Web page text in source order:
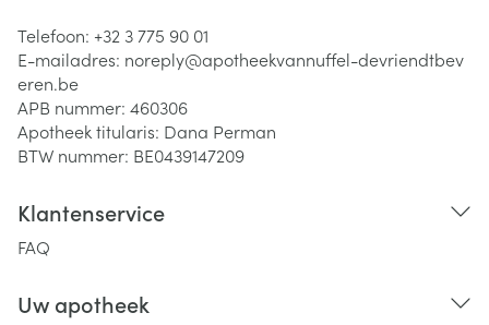
Telefoon: +32 3 775 90 01
E-mailadres: noreply@apotheekvannuffel-devriendtbev
eren.be
APB nummer: 460306
Apotheek titularis: Dana Perman
BTW nummer: BE0439147209
Klantenservice
FAQ
Uw apotheek